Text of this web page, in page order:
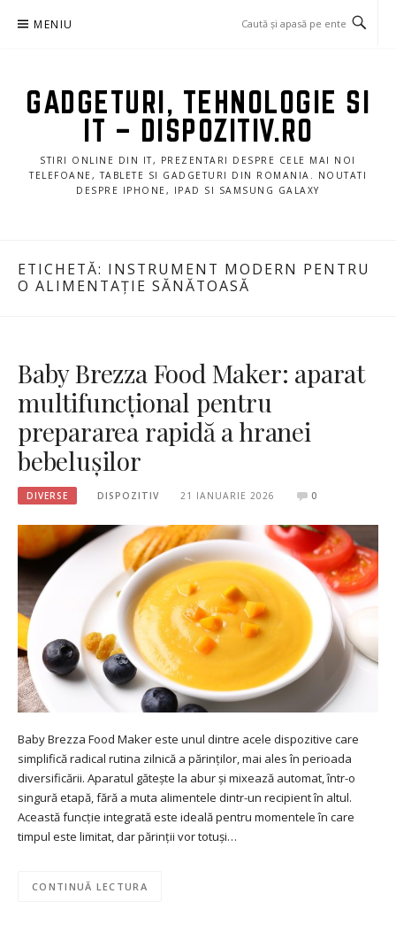
MENIU
GADGETURI, TEHNOLOGIE SI
IT – DISPOZITIV.RO
STIRI ONLINE DIN IT, PREZENTARI DESPRE CELE MAI NOI
TELEFOANE, TABLETE SI GADGETURI DIN ROMANIA. NOUTATI
DESPRE IPHONE, IPAD SI SAMSUNG GALAXY
ETICHETĂ: INSTRUMENT MODERN PENTRU
O ALIMENTAȚIE SĂNĂTOASĂ
Baby Brezza Food Maker: aparat
multifuncțional pentru
prepararea rapidă a hranei
bebelușilor
DIVERSE DISPOZITIV 21 IANUARIE 2026 0
Baby Brezza Food Maker este unul dintre acele dispozitive care
simplifică radical rutina zilnică a părinților, mai ales în perioada
diversificării. Aparatul gătește la abur și mixează automat, într-o
singură etapă, fără a muta alimentele dintr-un recipient în altul.
Această funcție integrată este ideală pentru momentele în care
timpul este limitat, dar părinții vor totuși…
CONTINUĂ LECTURA